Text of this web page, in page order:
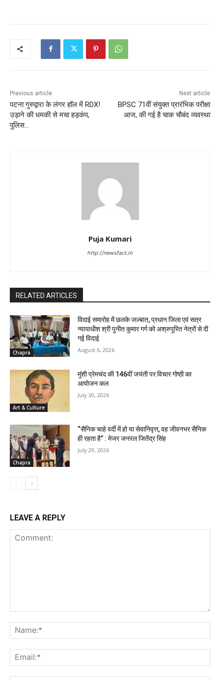
Previous article
पटना गुरुद्वारा के लंगर हॉल में RDX!
उड़ाने की धमकी से मचा हड़कंप,
पुलिस…
Next article
BPSC 71वीं संयुक्त प्रारंभिक परीक्षा
आज, की गई है चाक चौबंद व्यवस्था
Puja Kumari
http://newsfact.in
RELATED ARTICLES
Chapra
विदाई समारोह में छलके जज़्बात, प्रधान जिला एवं सत्र
न्यायाधीश श्री पुनीत कुमार गर्ग को अश्रुपूरित नेत्रों से दी
गई विदाई
August 6, 2026
Art & Culture
मुंशी प्रेमचंद की 146वीं जयंती पर विचार गोष्ठी का
आयोजन कल
July 30, 2026
Chapra
“सैनिक चाहे वर्दी में हो या सेवानिवृत्त, वह जीवनभर सैनिक
ही रहता है” : मेजर जनरल जितेंद्र सिंह
July 29, 2026
LEAVE A REPLY